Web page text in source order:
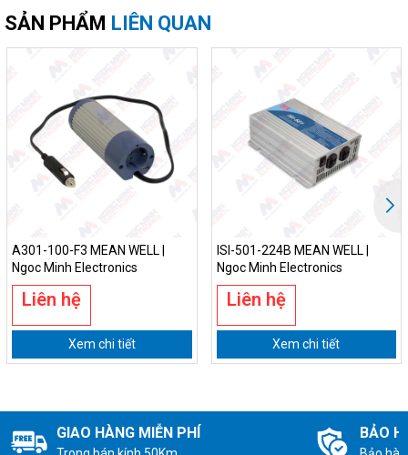
SẢN PHẨM LIÊN QUAN
A301-100-F3 MEAN WELL |
Ngoc Minh Electronics
Liên hệ
Xem chi tiết
ISI-501-224B MEAN WELL |
Ngoc Minh Electronics
Liên hệ
Xem chi tiết
GIAO HÀNG MIỄN PHÍ BẢO